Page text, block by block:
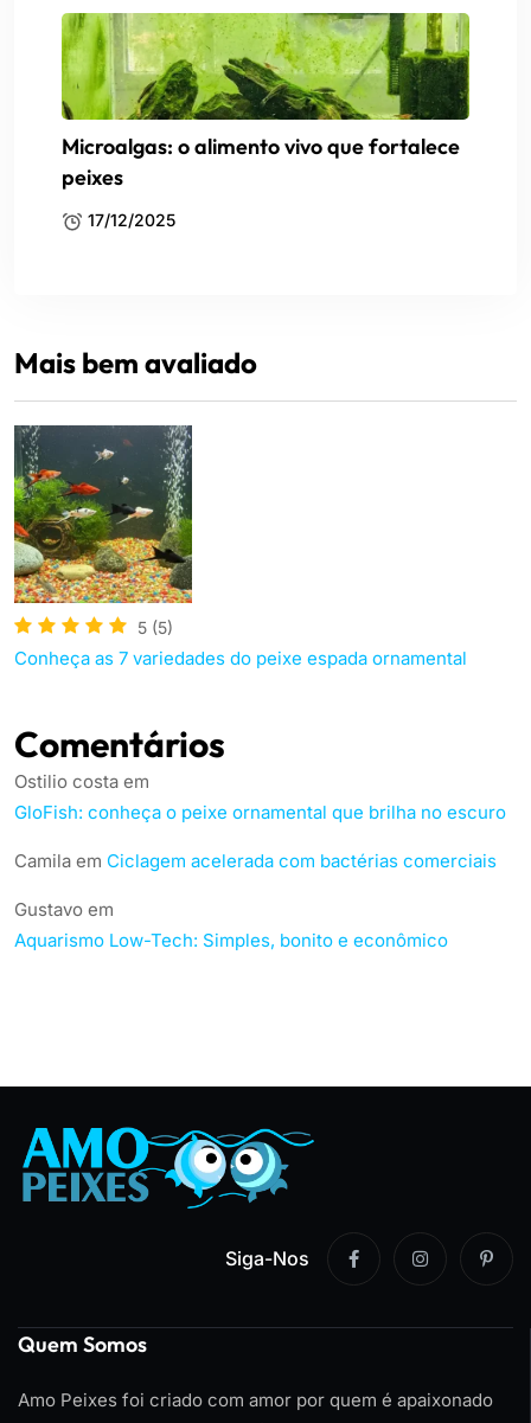
Microalgas: o alimento vivo que fortalece
peixes
17/12/2025
Mais bem avaliado
5 (5)
Conheça as 7 variedades do peixe espada ornamental
Comentários
Ostilio costa em
GloFish: conheça o peixe ornamental que brilha no escuro
Camila em Ciclagem acelerada com bactérias comerciais
Gustavo em
Aquarismo Low-Tech: Simples, bonito e econômico
Siga-Nos
Quem Somos
Amo Peixes foi criado com amor por quem é apaixonado